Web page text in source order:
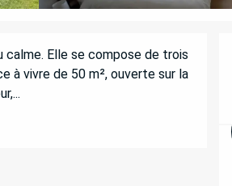
calme. Elle se compose de trois
à vivre de 50 m², ouverte sur la